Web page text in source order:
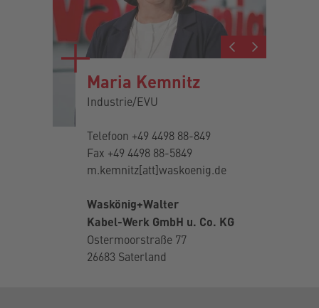
Maria Kemnitz
Industrie/EVU
Telefoon +49 4498 88-849
Fax +49 4498 88-5849
m.kemnitz[att]waskoenig.de
Waskönig+Walter
Kabel-Werk GmbH u. Co. KG
Ostermoorstraße 77
26683 Saterland